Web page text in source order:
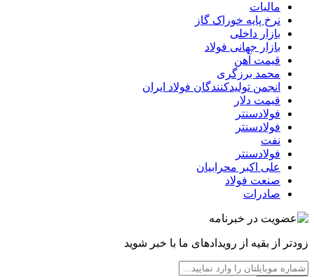
مالیات
نرخ پایه خوراک گاز
بازار داخلی
بازار جهانی فولاد
قیمت آهن
محمد برزگری
انجمن تولیدکنندگان فولاد ایران
قیمت دلار
فولادسنتر
فولادسنتر
نفت
فولادسنتر
علی اکبر محرابیان
صنعت فولاد
صادرات
زودتر از بقیه از رویدادهای ما با خبر شوید